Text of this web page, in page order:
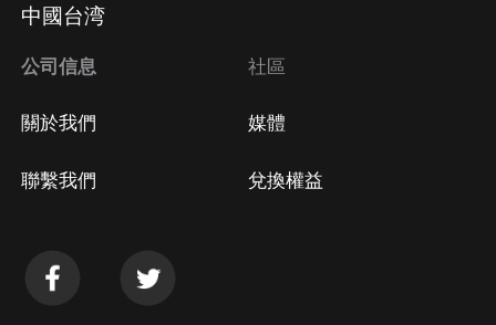
中國台湾
公司信息
關於我們
聯繫我們
社區
媒體
兌換權益